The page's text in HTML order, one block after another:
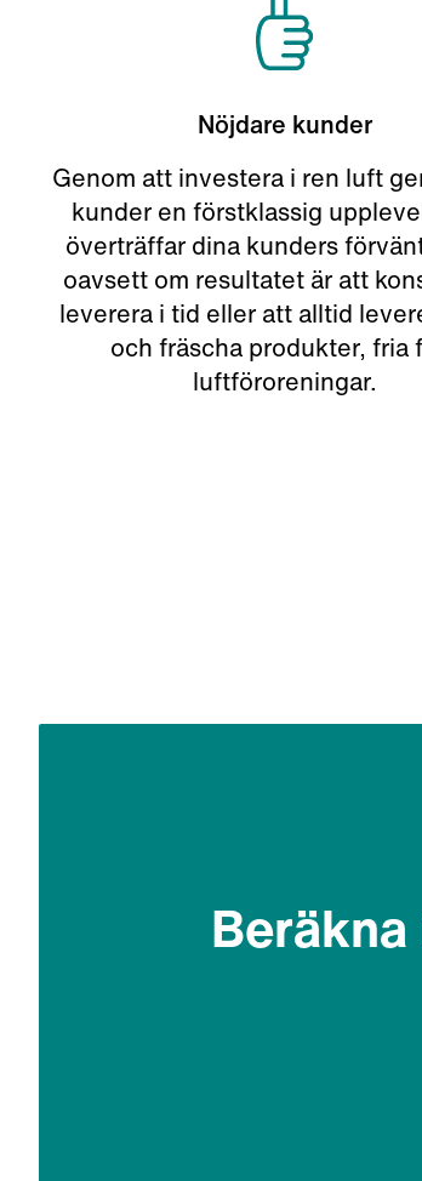
Nöjdare kunder
Genom att investera i ren luft
kunder en förstklassig
överträffar dina kunders
oavsett om resultatet är att
leverera i tid eller att alltid
och fräscha produkter, fria
luftföroreningar.